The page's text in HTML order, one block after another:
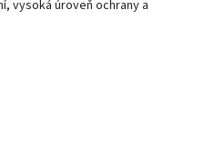
vysoká úroveň ochrany a